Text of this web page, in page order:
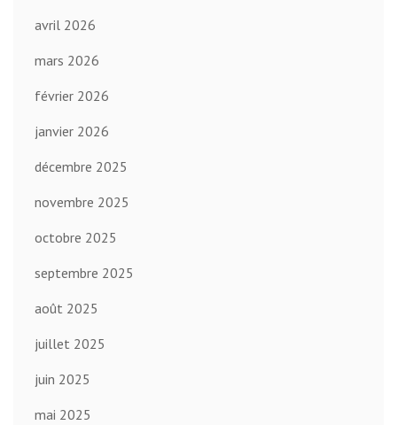
avril 2026
mars 2026
février 2026
janvier 2026
décembre 2025
novembre 2025
octobre 2025
septembre 2025
août 2025
juillet 2025
juin 2025
mai 2025